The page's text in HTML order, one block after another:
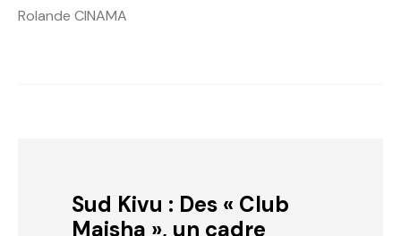
Rolande CINAMA
Sud Kivu : Des « Club
Maisha », un cadre